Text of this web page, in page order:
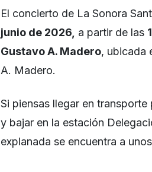
El concierto de La Sonora
junio de 2026, a partir de las
Gustavo A. Madero, ubicada
A. Madero.
Si piensas llegar en
y bajar en la estación
explanada se encuentra a